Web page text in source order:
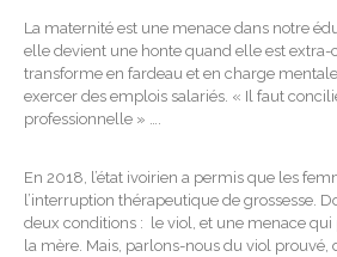
La maternité est une menace dans notre
elle devient une honte quand elle est extra-
transforme en fardeau et en charge
exercer des emplois salariés. « Il faut
professionnelle » ….
En 2018, l’état ivoirien a permis que les
l’interruption thérapeutique de grossesse.
deux conditions : le viol, et une menace qui
la mère. Mais, parlons-nous du viol prouvé,